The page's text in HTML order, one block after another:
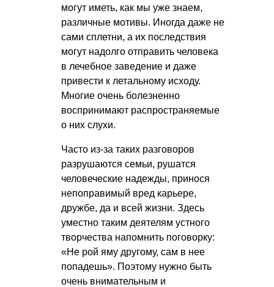
могут иметь, как мы уже знаем,
различные мотивы. Иногда даже не
сами сплетни, а их последствия
могут надолго отправить человека
в лечебное заведение и даже
привести к летальному исходу.
Многие очень болезненно
воспринимают распространяемые
о них слухи.
Часто из-за таких разговоров
разрушаются семьи, рушатся
человеческие надежды, принося
непоправимый вред карьере,
дружбе, да и всей жизни. Здесь
уместно таким деятелям устного
творчества напомнить поговорку:
«Не рой яму другому, сам в нее
попадешь». Поэтому нужно быть
очень внимательным и